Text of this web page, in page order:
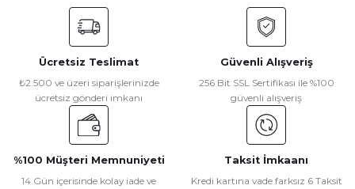
konularda yetersiz gördüğünüz noktaları öneri formunu
kullanarak tarafımıza iletebilirsiniz.
Görüş ve önerileriniz için teşekkür ederiz.
Ürün resmi kalitesiz, bozuk veya görüntülenemiyor.
Ürün açıklamasında eksik bilgiler bulunuyor.
Ürün bilgilerinde hatalar bulunuyor.
Ürün fiyatı diğer sitelerden daha pahalı.
Ücretsiz Teslimat
₺2.500 ve üzeri siparişlerinizde
ücretsiz gönderi imkanı
Güvenli Alışveriş
256 Bit SSL Sertifikası ile %100
güvenli alışveriş
%100 Müşteri Memnuniyeti
14 Gün içerisinde kolay iade ve
Taksit İmkaanı
Kredi kartına vade farksız 6 Taksit